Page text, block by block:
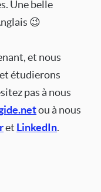
Une belle
😉
et nous
étudierons
pas à nous
ou à nous
et LinkedIn.